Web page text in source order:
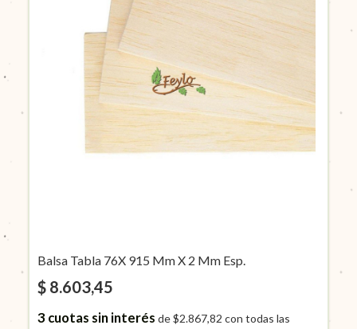
Balsa Tabla 76X 915 Mm X 2 Mm Esp.
$ 8.603,45
3cuotas sin interés de$2.867,82 con todas las